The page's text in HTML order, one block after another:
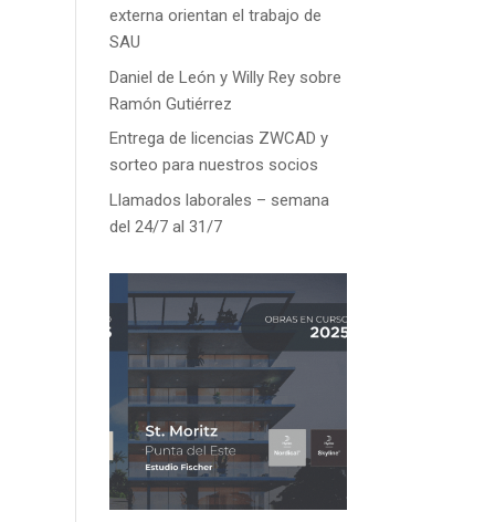
externa orientan el trabajo de
SAU
Daniel de León y Willy Rey sobre
Ramón Gutiérrez
Entrega de licencias ZWCAD y
sorteo para nuestros socios
Llamados laborales – semana
del 24/7 al 31/7